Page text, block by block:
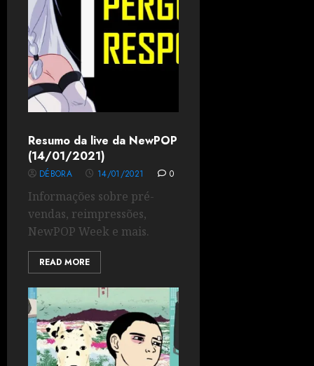
Resumo da live da NewPOP
(14/01/2021)
DÉBORA 14/01/2021 0
Informações sobre pré-
vendas, reimpressões,
NewPOP Week e mais.
READ MORE